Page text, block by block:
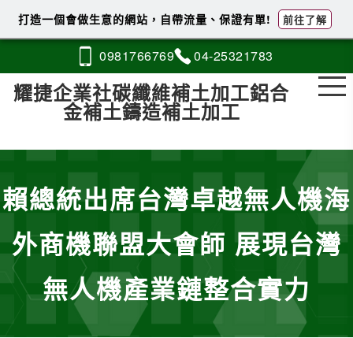
0981766769 04-25321783
耀捷企業社碳纖維補土加工鋁合
金補土鑄造補土加工
賴總統出席台灣卓越無人機海
外商機聯盟大會師 展現台灣
無人機產業鏈整合實力
打造一個會做生意的網站，自帶流量、保證有單! 前往了解